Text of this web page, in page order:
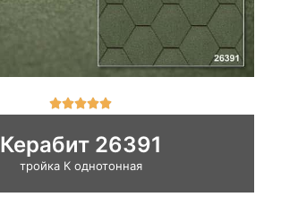
О
е
н
к
Керабит 26391
тройка К однотонная